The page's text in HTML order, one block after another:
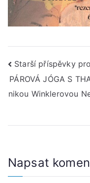
Navigace
pro
Starší příspěvky
PÁROVÁ JÓGA S
nikou Winklerovou
Napsat